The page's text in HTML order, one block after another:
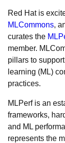
Red Hat is
MLCommons,
curates the
member.
pillars to
learning (ML)
practices.
MLPerf is an
frameworks,
and ML
represents the